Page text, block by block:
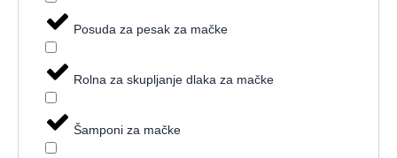
Posuda za pesak za mačke
Rolna za skupljanje dlaka za mačke
Šamponi za mačke